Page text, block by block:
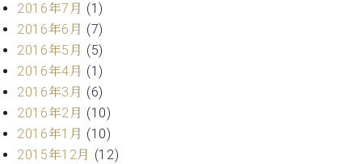
2016年7月 (1)
2016年6月 (7)
2016年5月 (5)
2016年4月 (1)
2016年3月 (6)
2016年2月 (10)
2016年1月 (10)
2015年12月 (12)